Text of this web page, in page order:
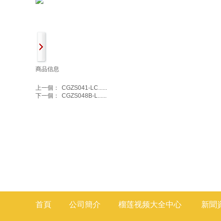
商品信息
上一個：
CGZS041-LC......
下一個：
CGZS048B-L......
首頁 公司簡介 榴莲视频大全中心 新聞